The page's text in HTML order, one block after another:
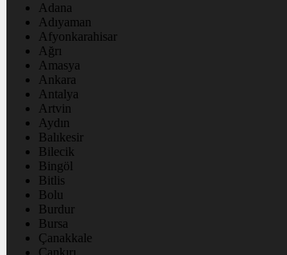
Adana
Adıyaman
Afyonkarahisar
Ağrı
Amasya
Ankara
Antalya
Artvin
Aydın
Balıkesir
Bilecik
Bingöl
Bitlis
Bolu
Burdur
Bursa
Çanakkale
Çankırı